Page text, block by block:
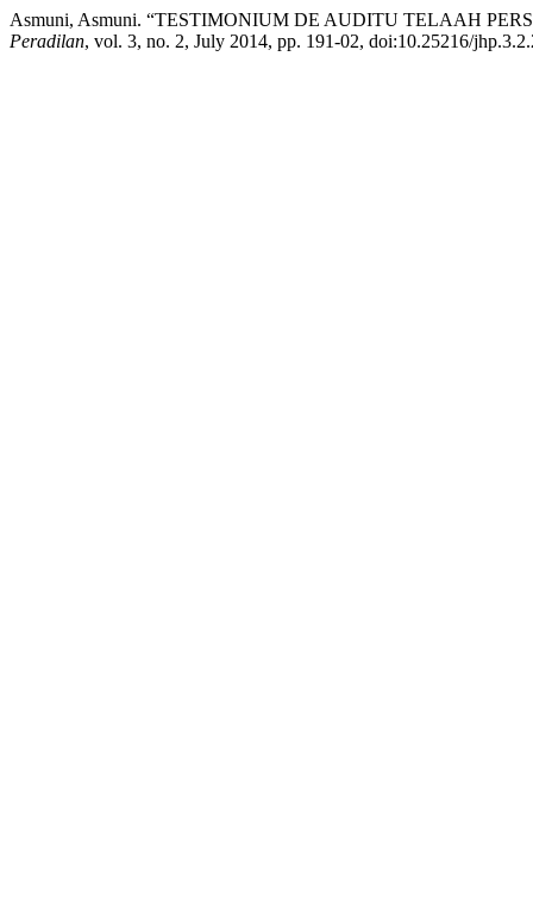
Asmuni, Asmuni. “TESTIMONIUM DE AUDITU TELAAH
Peradilan, vol. 3, no. 2, July 2014, pp. 191-02, doi:10.25216/